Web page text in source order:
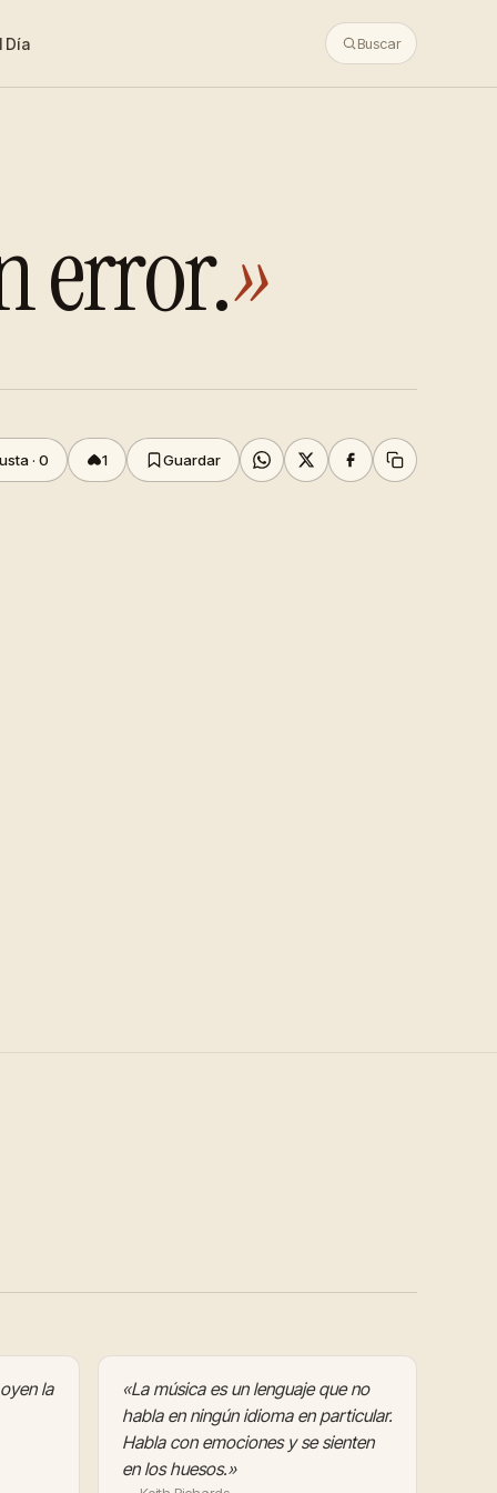
Día Buscar
error.»
· 0 1 Guardar
la
«La música es un lenguaje que no
habla en ningún idioma en particular.
Habla con emociones y se sienten
en los huesos.»